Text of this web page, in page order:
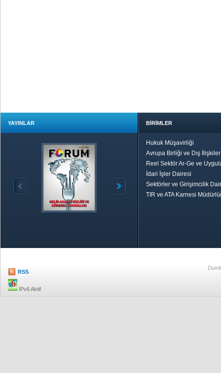
YAYINLAR BİRİMLER
Hukuk Müşavirliği
Avrupa Birliği ve Dış
Reel Sektör Ar-Ge ve
İdari İşler Dairesi
Sektörler ve Girişimcilik
TIR ve ATA Karnesi
RSS
IPv6 Aktif